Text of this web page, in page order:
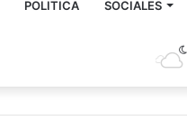
POLITICA SOCIALES